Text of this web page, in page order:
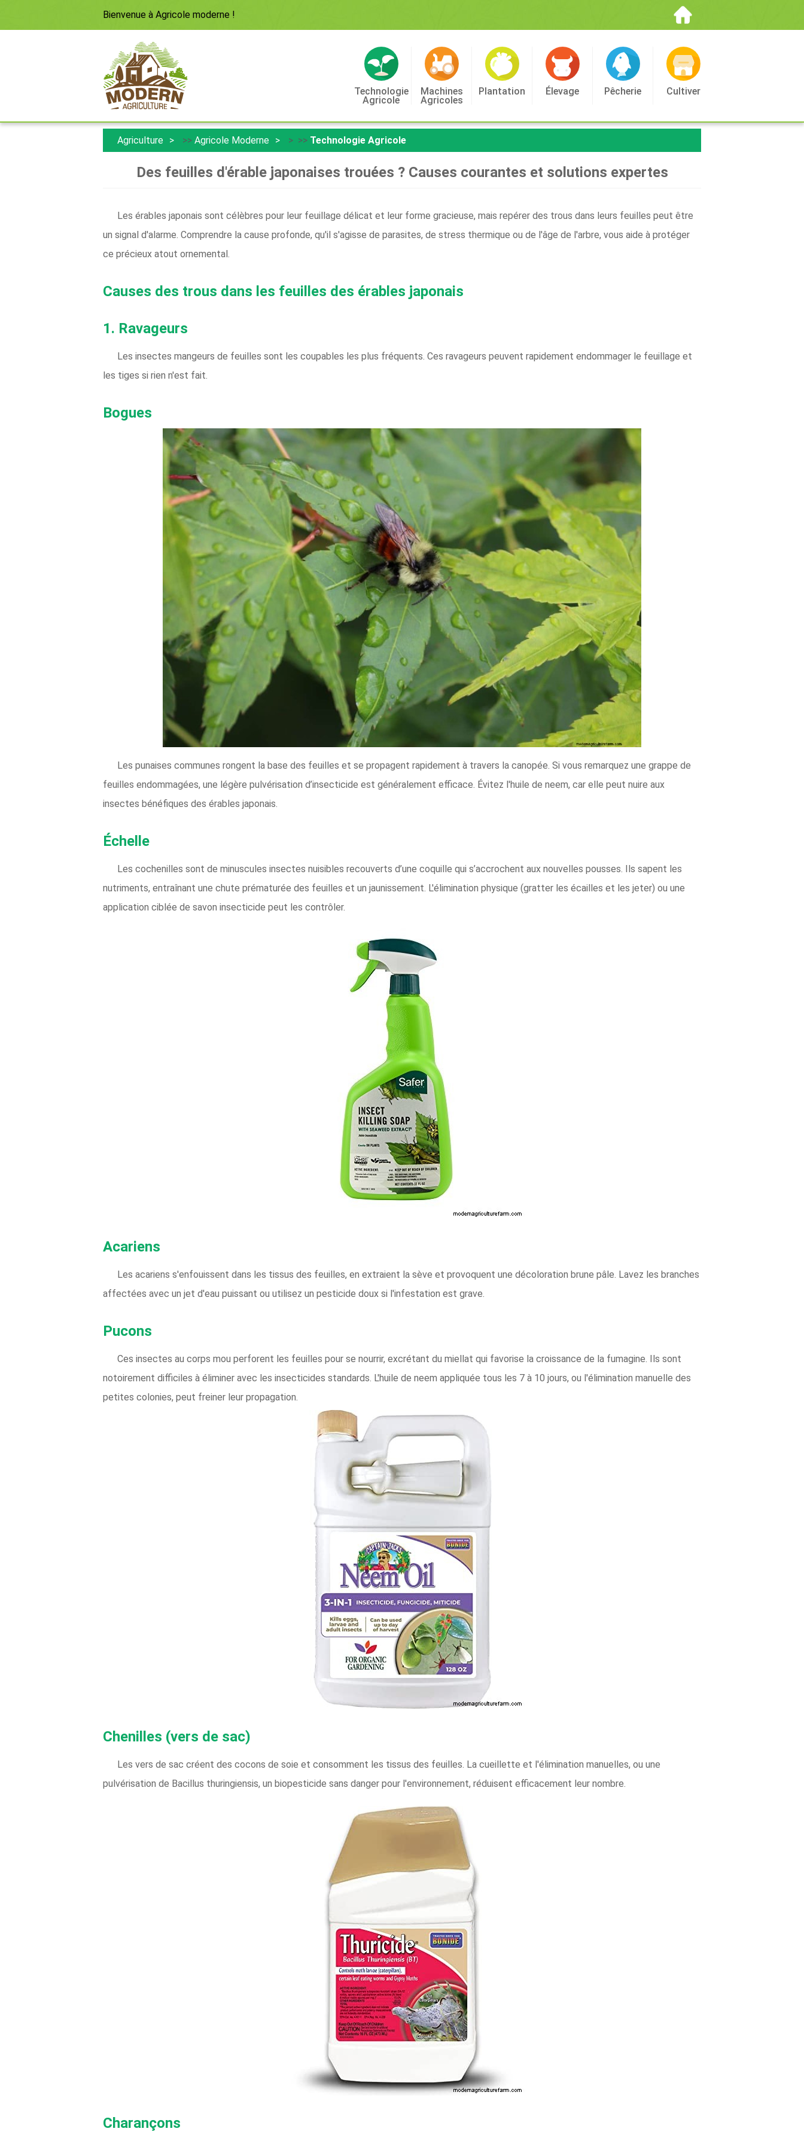
Bienvenue à Agricole moderne !
Technologie
Agricole
Machines
Agricoles
Plantation Élevage Pêcherie Cultiver
Agriculture >> Agricole Moderne > >> Technologie Agricole
Des feuilles d'érable japonaises trouées ? Causes courantes et solutions expertes
Les érables japonais sont célèbres pour leur feuillage délicat et leur forme gracieuse, mais repérer des trous dans leurs feuilles peut être
un signal d'alarme. Comprendre la cause profonde, qu'il s'agisse de parasites, de stress thermique ou de l'âge de l'arbre, vous aide à protéger
ce précieux atout ornemental.
Causes des trous dans les feuilles des érables japonais
1. Ravageurs
Les insectes mangeurs de feuilles sont les coupables les plus fréquents. Ces ravageurs peuvent rapidement endommager le feuillage et
les tiges si rien n'est fait.
Bogues
Les punaises communes rongent la base des feuilles et se propagent rapidement à travers la canopée. Si vous remarquez une grappe de
feuilles endommagées, une légère pulvérisation d’insecticide est généralement efficace. Évitez l'huile de neem, car elle peut nuire aux
insectes bénéfiques des érables japonais.
Échelle
Les cochenilles sont de minuscules insectes nuisibles recouverts d’une coquille qui s’accrochent aux nouvelles pousses. Ils sapent les
nutriments, entraînant une chute prématurée des feuilles et un jaunissement. L'élimination physique (gratter les écailles et les jeter) ou une
application ciblée de savon insecticide peut les contrôler.
Acariens
Les acariens s'enfouissent dans les tissus des feuilles, en extraient la sève et provoquent une décoloration brune pâle. Lavez les branches
affectées avec un jet d'eau puissant ou utilisez un pesticide doux si l'infestation est grave.
Pucons
Ces insectes au corps mou perforent les feuilles pour se nourrir, excrétant du miellat qui favorise la croissance de la fumagine. Ils sont
notoirement difficiles à éliminer avec les insecticides standards. L'huile de neem appliquée tous les 7 à 10 jours, ou l'élimination manuelle des
petites colonies, peut freiner leur propagation.
Chenilles (vers de sac)
Les vers de sac créent des cocons de soie et consomment les tissus des feuilles. La cueillette et l'élimination manuelles, ou une
pulvérisation de Bacillus thuringiensis, un biopesticide sans danger pour l'environnement, réduisent efficacement leur nombre.
Charançons